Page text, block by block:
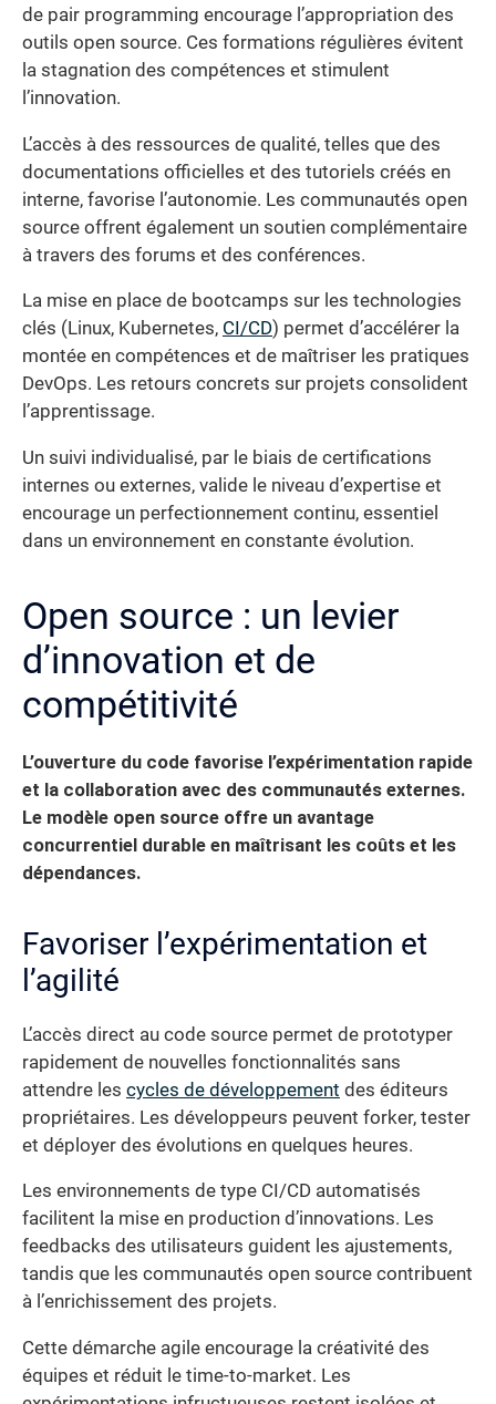
de pair programming encourage l’appropriation des
outils open source. Ces formations régulières évitent
la stagnation des compétences et stimulent
l’innovation.
L’accès à des ressources de qualité, telles que des
documentations officielles et des tutoriels créés en
interne, favorise l’autonomie. Les communautés open
source offrent également un soutien complémentaire
à travers des forums et des conférences.
La mise en place de bootcamps sur les technologies
clés (Linux, Kubernetes, CI/CD) permet d’accélérer la
montée en compétences et de maîtriser les pratiques
DevOps. Les retours concrets sur projets consolident
l’apprentissage.
Un suivi individualisé, par le biais de certifications
internes ou externes, valide le niveau d’expertise et
encourage un perfectionnement continu, essentiel
dans un environnement en constante évolution.
Open source : un levier
d’innovation et de
compétitivité
L’ouverture du code favorise l’expérimentation rapide
et la collaboration avec des communautés externes.
Le modèle open source offre un avantage
concurrentiel durable en maîtrisant les coûts et les
dépendances.
Favoriser l’expérimentation et
l’agilité
L’accès direct au code source permet de prototyper
rapidement de nouvelles fonctionnalités sans
attendre les cycles de développement des éditeurs
propriétaires. Les développeurs peuvent forker, tester
et déployer des évolutions en quelques heures.
Les environnements de type CI/CD automatisés
facilitent la mise en production d’innovations. Les
feedbacks des utilisateurs guident les ajustements,
tandis que les communautés open source contribuent
à l’enrichissement des projets.
Cette démarche agile encourage la créativité des
équipes et réduit le time-to-market. Les